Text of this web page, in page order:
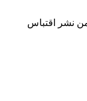
نشر اقتباس